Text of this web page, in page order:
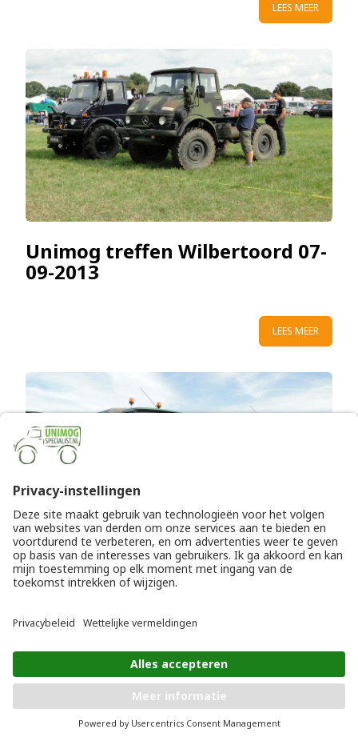
LEES MEER
Unimog treffen Wilbertoord 07-
09-2013
LEES MEER
Unimog verzameling